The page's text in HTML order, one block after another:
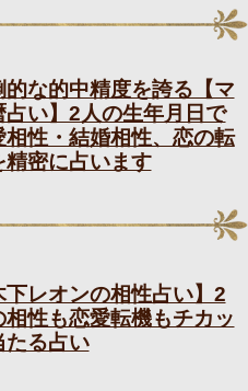
的な的中精度を誇る【マ
占い】2人の生年月日で
相性・結婚相性、恋の転
精密に占います
下レオンの相性占い】2
相性も恋愛転機もチカッ
たる占い